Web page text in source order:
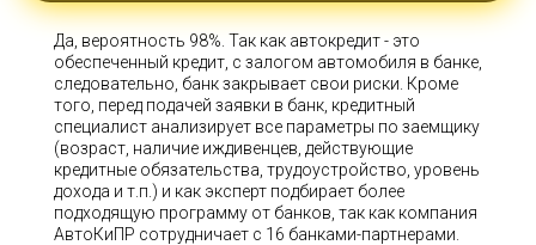
Да, вероятность 98%. Так как автокредит - это
обеспеченный кредит, с залогом автомобиля в банке,
следовательно, банк закрывает свои риски. Кроме
того, перед подачей заявки в банк, кредитный
специалист анализирует все параметры по заемщику
(возраст, наличие иждивенцев, действующие
кредитные обязательства, трудоустройство, уровень
дохода и т.п.) и как эксперт подбирает более
подходящую программу от банков, так как компания
АвтоКиПР сотрудничает с 16 банками-партнерами.